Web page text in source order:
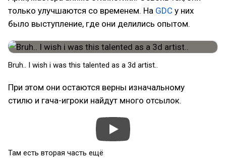
только улучшаются со временем. На GDC у них
было выступление, где они делились опытом.
Bruh.. I wish i was this talented as a 3d artist..
При этом они остаются верны изначальному
стилю и гача-игроки найдут много отсылок.
Там есть вторая часть ещё